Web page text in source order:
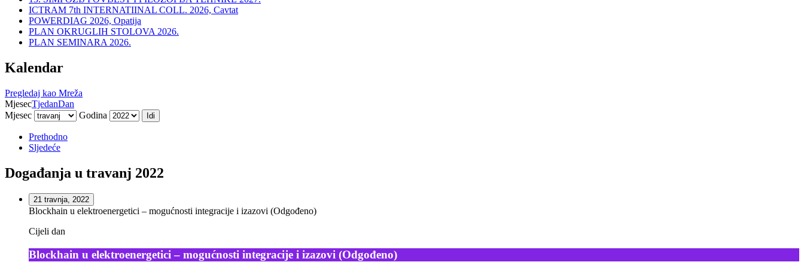
ICTRAM 7th INTERNATIINAL COLL. 2026, Cavtat
POWERDIAG 2026, Opatija
PLAN OKRUGLIH STOLOVA 2026.
PLAN SEMINARA 2026.
Kalendar
Pregledaj kao Mreža
MjesecTjedanDan
Mjesec
Godina
Prethodno
Sljedeće
Događanja u travanj 2022
21 travnja, 2022
Blockhain u elektroenergetici – mogućnosti integracije i izazovi (Odgođeno)
Cijeli dan
Blockhain u elektroenergetici – mogućnosti integracije i izazovi (Odgođeno)